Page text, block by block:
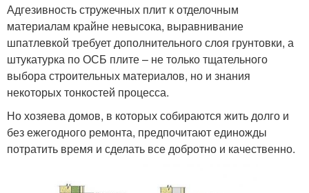
Адгезивность стружечных плит к отделочным
материалам крайне невысока, выравнивание
шпатлевкой требует дополнительного слоя грунтовки, а
штукатурка по ОСБ плите – не только тщательного
выбора строительных материалов, но и знания
некоторых тонкостей процесса.
Но хозяева домов, в которых собираются жить долго и
без ежегодного ремонта, предпочитают единожды
потратить время и сделать все добротно и качественно.